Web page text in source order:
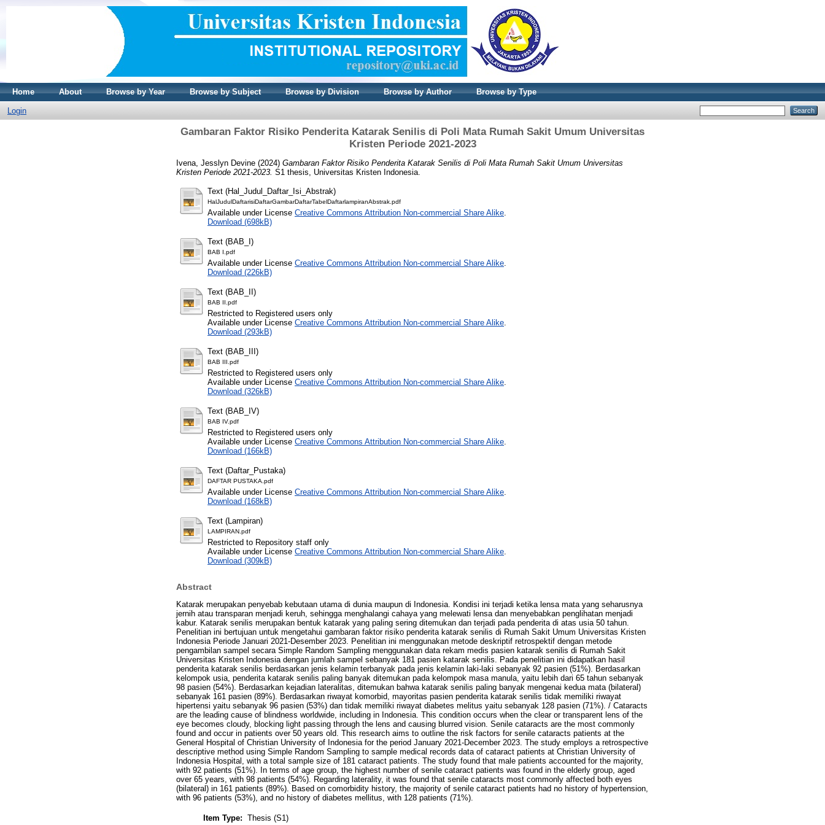
Home About Browse by Year Browse by Subject Browse by Division Browse by Author Browse by Type
Login
Gambaran Faktor Risiko Penderita Katarak Senilis di Poli Mata Rumah Sakit Umum Universitas
Kristen Periode 2021-2023
Ivena, Jesslyn Devine (2024) Gambaran Faktor Risiko Penderita Katarak Senilis di Poli Mata Rumah Sakit Umum Universitas
Kristen Periode 2021-2023. S1 thesis, Universitas Kristen Indonesia.
Text (Hal_Judul_Daftar_Isi_Abstrak)
HalJudulDaftarisiDaftarGambarDaftarTabelDaftarlampiranAbstrak.pdf
Available under License Creative Commons Attribution Non-commercial Share Alike
Download (698kB)
Text (BAB_I)
BAB I.pdf
Available under License Creative Commons Attribution Non-commercial Share Alike
Download (226kB)
Text (BAB_II)
BAB II.pdf
Restricted to Registered users only
Available under License Creative Commons Attribution Non-commercial Share Alike
Download (293kB)
Text (BAB_III)
BAB III.pdf
Restricted to Registered users only
Available under License Creative Commons Attribution Non-commercial Share Alike
Download (326kB)
Text (BAB_IV)
BAB IV.pdf
Restricted to Registered users only
Available under License Creative Commons Attribution Non-commercial Share Alike
Download (166kB)
Text (Daftar_Pustaka)
DAFTAR PUSTAKA.pdf
Available under License Creative Commons Attribution Non-commercial Share Alike
Download (168kB)
Text (Lampiran)
LAMPIRAN.pdf
Restricted to Repository staff only
Available under License Creative Commons Attribution Non-commercial Share Alike
Download (309kB)
Abstract
Katarak merupakan penyebab kebutaan utama di dunia maupun di Indonesia. Kondisi ini terjadi ketika lensa mata yang seharusnya
jernih atau transparan menjadi keruh, sehingga menghalangi cahaya yang melewati lensa dan menyebabkan penglihatan menjadi
kabur. Katarak senilis merupakan bentuk katarak yang paling sering ditemukan dan terjadi pada penderita di atas usia 50 tahun.
Penelitian ini bertujuan untuk mengetahui gambaran faktor risiko penderita katarak senilis di Rumah Sakit Umum Universitas Kristen
Indonesia Periode Januari 2021-Desember 2023. Penelitian ini menggunakan metode deskriptif retrospektif dengan metode
pengambilan sampel secara Simple Random Sampling menggunakan data rekam medis pasien katarak senilis di Rumah Sakit
Universitas Kristen Indonesia dengan jumlah sampel sebanyak 181 pasien katarak senilis. Pada penelitian ini didapatkan hasil
penderita katarak senilis berdasarkan jenis kelamin terbanyak pada jenis kelamin laki-laki sebanyak 92 pasien (51%). Berdasarkan
kelompok usia, penderita katarak senilis paling banyak ditemukan pada kelompok masa manula, yaitu lebih dari 65 tahun sebanyak
98 pasien (54%). Berdasarkan kejadian lateralitas, ditemukan bahwa katarak senilis paling banyak mengenai kedua mata (bilateral)
sebanyak 161 pasien (89%). Berdasarkan riwayat komorbid, mayoritas pasien penderita katarak senilis tidak memiliki riwayat
hipertensi yaitu sebanyak 96 pasien (53%) dan tidak memiliki riwayat diabetes melitus yaitu sebanyak 128 pasien (71%). / Cataracts
are the leading cause of blindness worldwide, including in Indonesia. This condition occurs when the clear or transparent lens of the
eye becomes cloudy, blocking light passing through the lens and causing blurred vision. Senile cataracts are the most commonly
found and occur in patients over 50 years old. This research aims to outline the risk factors for senile cataracts patients at the
General Hospital of Christian University of Indonesia for the period January 2021-December 2023. The study employs a retrospective
descriptive method using Simple Random Sampling to sample medical records data of cataract patients at Christian University of
Indonesia Hospital, with a total sample size of 181 cataract patients. The study found that male patients accounted for the majority,
with 92 patients (51%). In terms of age group, the highest number of senile cataract patients was found in the elderly group, aged
over 65 years, with 98 patients (54%). Regarding laterality, it was found that senile cataracts most commonly affected both eyes
(bilateral) in 161 patients (89%). Based on comorbidity history, the majority of senile cataract patients had no history of hypertension,
with 96 patients (53%), and no history of diabetes mellitus, with 128 patients (71%).
Item Type: Thesis (S1)